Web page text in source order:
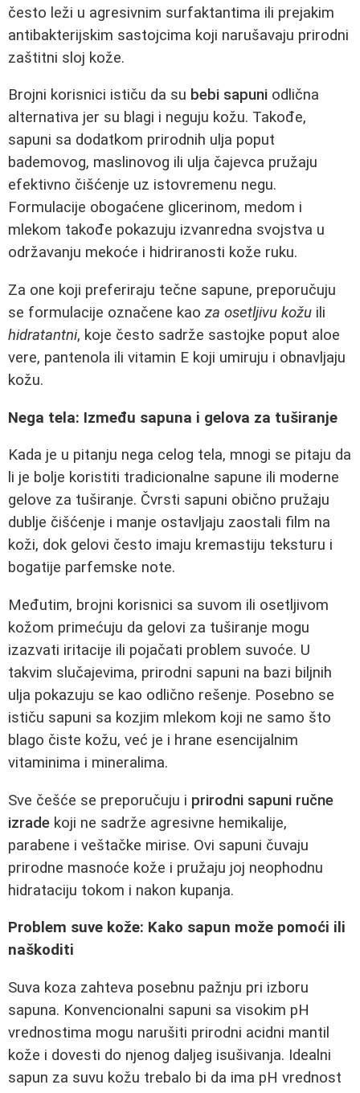
često leži u agresivnim surfaktantima ili prejakim
antibakterijskim sastojcima koji narušavaju prirodni
zaštitni sloj kože.
Brojni korisnici ističu da su bebi sapuni odlična
alternativa jer su blagi i neguju kožu. Takođe,
sapuni sa dodatkom prirodnih ulja poput
bademovog, maslinovog ili ulja čajevca pružaju
efektivno čišćenje uz istovremenu negu.
Formulacije obogaćene glicerinom, medom i
mlekom takođe pokazuju izvanredna svojstva u
održavanju mekoće i hidriranosti kože ruku.
Za one koji preferiraju tečne sapune, preporučuju
se formulacije označene kao za osetljivu kožu ili
hidratantni, koje često sadrže sastojke poput aloe
vere, pantenola ili vitamin E koji umiruju i obnavljaju
kožu.
Nega tela: Između sapuna i gelova za tuširanje
Kada je u pitanju negа celog tela, mnogi se pitaju da
li je bolje koristiti tradicionalne sapune ili moderne
gelove za tuširanje. Čvrsti sapuni obično pružaju
dublje čišćenje i manje ostavljaju zaostali film na
koži, dok gelovi često imaju kremastiju teksturu i
bogatije parfemske note.
Međutim, brojni korisnici sa suvom ili osetljivom
kožom primećuju da gelovi za tuširanje mogu
izazvati iritacije ili pojačati problem suvoće. U
takvim slučajevima, prirodni sapuni na bazi biljnih
ulja pokazuju se kao odlično rešenje. Posebno se
ističu sapuni sa kozjim mlekom koji ne samo što
blago čiste kožu, već je i hrane esencijalnim
vitaminima i mineralima.
Sve češće se preporučuju i prirodni sapuni ručne
izrade koji ne sadrže agresivne hemikalije,
parabene i veštačke mirise. Ovi sapuni čuvaju
prirodne masnoće kože i pružaju joj neophodnu
hidrataciju tokom i nakon kupanja.
Problem suve kože: Kako sapun može pomoći ili
naškoditi
Suva koza zahteva posebnu pažnju pri izboru
sapuna. Konvencionalni sapuni sa visokim pH
vrednostima mogu narušiti prirodni acidni mantil
kože i dovesti do njenog daljeg isušivanja. Idealni
sapun za suvu kožu trebalo bi da ima pH vrednost